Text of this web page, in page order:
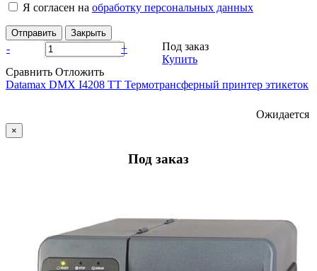
Я согласен на обработку персональных данных
Отправить Закрыть
- +
Под заказ
Купить
Сравнить Отложить
Datamax DMX I4208 TT Термотрансферный принтер этикеток
Ожидается
×
Под заказ